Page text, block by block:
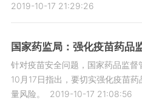
2019-10-17 21:29:26
国家药监局：强化疫苗药品
针对疫苗安全问题，国家药品监
10月17日指出，要切实强化疫苗
量风险。
2019-10-17 21:08:56